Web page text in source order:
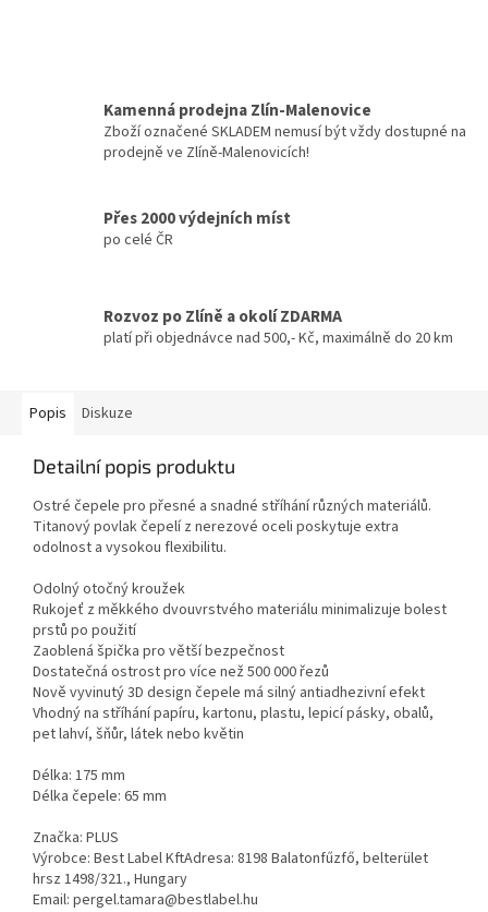
Kamenná prodejna Zlín-Malenovice
Zboží označené SKLADEM nemusí být vždy dostupné na
prodejně ve Zlíně-Malenovicích!
Přes 2000 výdejních míst
po celé ČR
Rozvoz po Zlíně a okolí ZDARMA
platí při objednávce nad 500,- Kč, maximálně do 20 km
Popis Diskuze
Detailní popis produktu
Ostré čepele pro přesné a snadné stříhání různých materiálů.
Titanový povlak čepelí z nerezové oceli poskytuje extra
odolnost a vysokou flexibilitu.
Odolný otočný kroužek
Rukojeť z měkkého dvouvrstvého materiálu minimalizuje bolest
prstů po použití
Zaoblená špička pro větší bezpečnost
Dostatečná ostrost pro více než 500 000 řezů
Nově vyvinutý 3D design čepele má silný antiadhezivní efekt
Vhodný na stříhání papíru, kartonu, plastu, lepicí pásky, obalů,
pet lahví, šňůr, látek nebo květin
Délka: 175 mm
Délka čepele: 65 mm
Značka: PLUS
Výrobce: Best Label KftAdresa: 8198 Balatonfűzfő, belterület
hrsz 1498/321., Hungary
Email: pergel.tamara@bestlabel.hu